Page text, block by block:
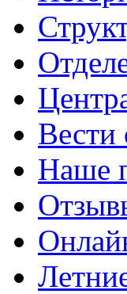
Вести
Наше